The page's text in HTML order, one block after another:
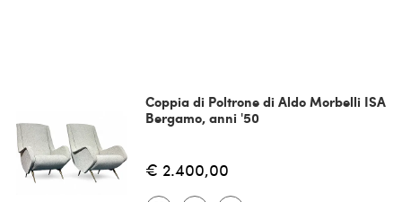
Coppia di Poltrone di Aldo Morbelli ISA
Bergamo, anni '50
€ 2.400,00